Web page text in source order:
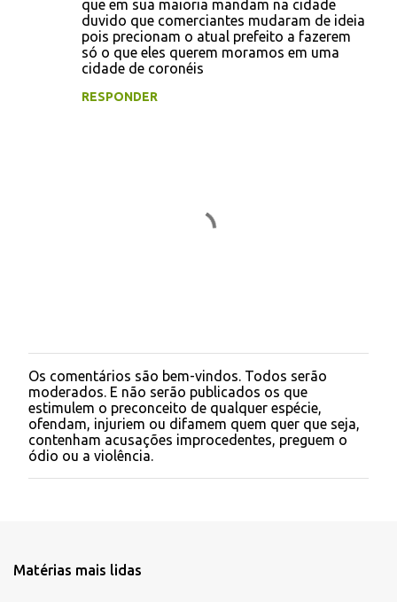
que em sua maioria mandam na cidade
duvido que comerciantes mudaram de ideia
pois precionam o atual prefeito a fazerem
só o que eles querem moramos em uma
cidade de coronéis
RESPONDER
P
o
s
t
a
r
u
n
Os comentários são bem-vindos. Todos serão
moderados. E não serão publicados os que
estimulem o preconceito de qualquer espécie,
ofendam, injuriem ou difamem quem quer que seja,
contenham acusações improcedentes, preguem o
ódio ou a violência.
Matérias mais lidas